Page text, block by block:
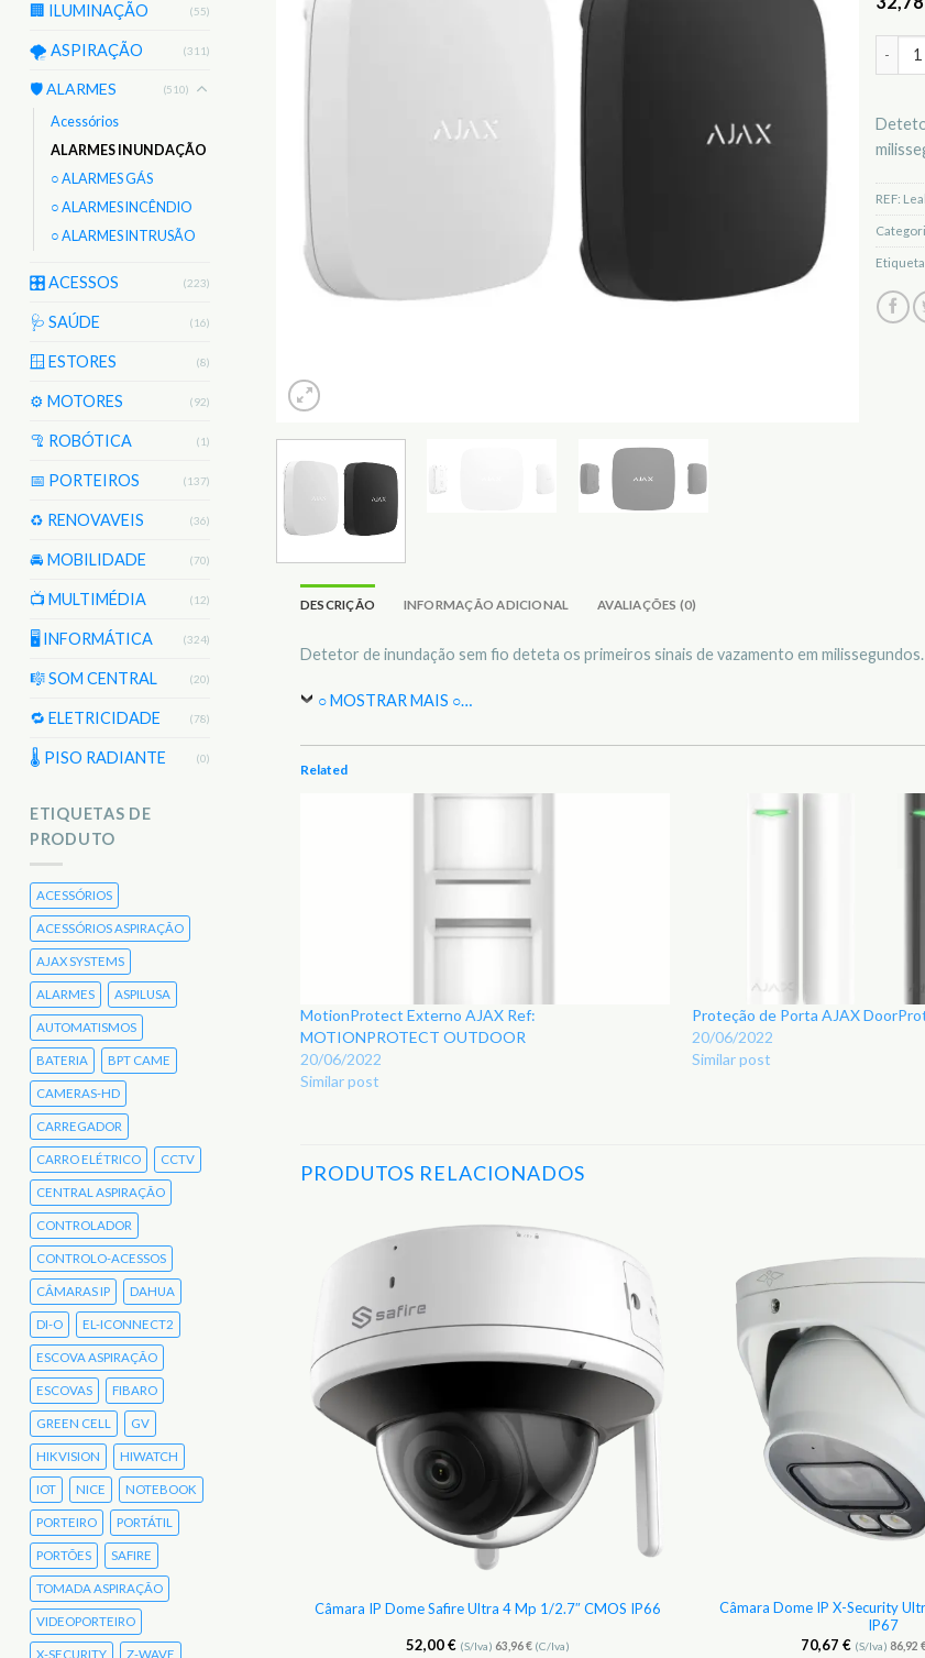
🏢 ILUMINAÇÃO (55)
🌪️ ASPIRAÇÃO (311)
🛡️ ALARMES (510)
Acessórios
ALARMES INUNDAÇÃO
○ ALARMES GÁS
○ ALARMES INCÊNDIO
○ ALARMES INTRUSÃO
🎛️ ACESSOS (223)
🩺 SAÚDE (16)
🪟 ESTORES (8)
⚙️ MOTORES (92)
🦿 ROBÓTICA (1)
📅 PORTEIROS (137)
♻️ RENOVAVEIS (36)
🚘 MOBILIDADE (70)
📺 MULTIMÉDIA (12)
🖥️ INFORMÁTICA (324)
🎼 SOM CENTRAL (20)
🔁 ELETRICIDADE (78)
🌡 PISO RADIANTE (0)
ETIQUETAS DE
PRODUTO
ACESSÓRIOS
ACESSÓRIOS ASPIRAÇÃO
AJAX SYSTEMS
ALARMES ASPILUSA
AUTOMATISMOS
BATERIA BPT CAME
CAMERAS-HD
CARREGADOR
CARRO ELÉTRICO CCTV
CENTRAL ASPIRAÇÃO
CONTROLADOR
CONTROLO-ACESSOS
CÂMARAS IP DAHUA
DI-O EL-ICONNECT2
ESCOVA ASPIRAÇÃO
ESCOVAS FIBARO
GREEN CELL GV
HIKVISION HIWATCH
IOT NICE NOTEBOOK
PORTEIRO PORTÁTIL
PORTÕES SAFIRE
TOMADA ASPIRAÇÃO
VIDEOPORTEIRO
X-SECURITY Z-WAVE
REF:
DESCRIÇÃO INFORMAÇÃO ADICIONAL AVALIAÇÕES (0)
Detetor de inundação sem fio deteta os primeiros sinais de vazamento em
○ MOSTRAR MAIS ○…
Related
MotionProtect Externo AJAX Ref:
MOTIONPROTECT OUTDOOR
20/06/2022
Similar post
Proteção de Porta AJAX
20/06/2022
Similar post
PRODUTOS RELACIONADOS
Adicionar
aos
Favoritos
Câmara IP Dome Safire Ultra 4 Mp 1/2.7″ CMOS IP66
52,00€ (S/Iva) 63,96€(C/Iva)
Câmara Dome IP X-Security
IP67
70,67€ (S/Iva)86,92
SEM STOCK
Safire 4 Mp 1/3″ CMOS IP67 IK10
145,33€ (S/Iva)178,76€(C/Iva)